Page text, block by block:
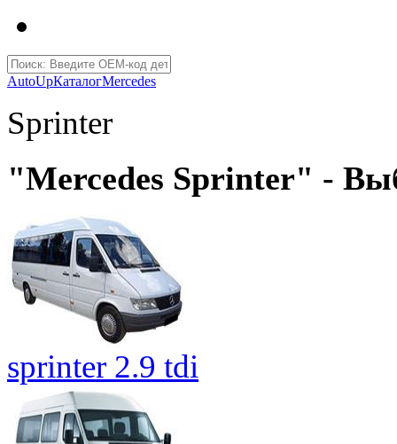
AutoUpКаталогMercedes
Sprinter
"Mercedes Sprinter" -
sprinter 2.9 tdi